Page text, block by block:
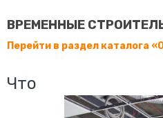
ВРЕМЕННЫЕ
Перейти в раздел каталога
Что